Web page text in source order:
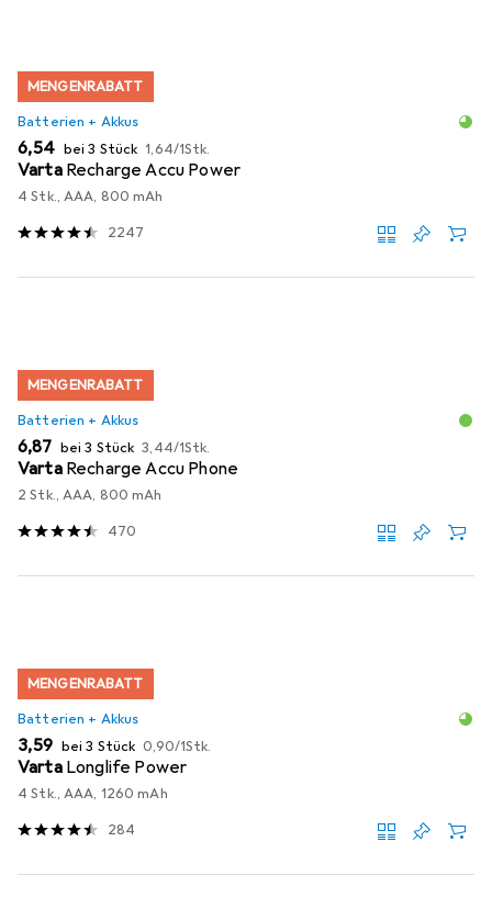
MENGENRABATT
Batterien + Akkus
EUR
6,54 bei 3 Stück EUR
1,64/1Stk.
Varta Recharge Accu Power
4 Stk., AAA, 800 mAh
2247
MENGENRABATT
Batterien + Akkus
EUR
6,87 bei 3 Stück EUR
3,44/1Stk.
Varta Recharge Accu Phone
2 Stk., AAA, 800 mAh
470
MENGENRABATT
Batterien + Akkus
EUR
3,59 bei 3 Stück EUR
0,90/1Stk.
Varta Longlife Power
4 Stk., AAA, 1260 mAh
284